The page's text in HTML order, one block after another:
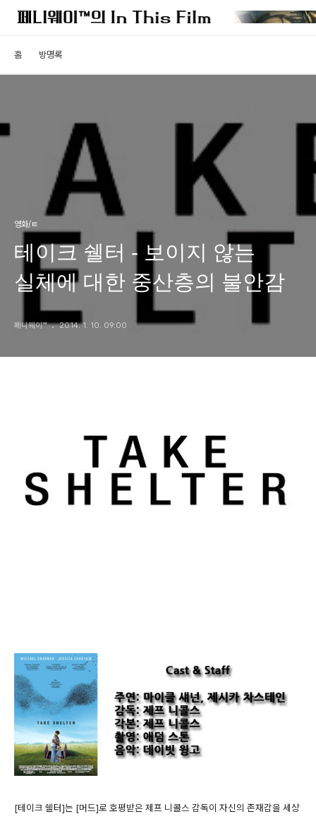
홈 방명록
영화/ㅌ
테이크 쉘터 - 보이지 않는
실체에 대한 중산층의 불안감
페니웨이™ 2014. 1. 10. 09:00
[테이크 쉘터]는 [머드]로 호평받은 제프 니콜스 감독이 자신의 존재감을 세상